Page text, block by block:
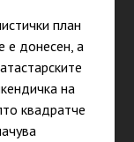
план
е донесен, а
на
квадратче